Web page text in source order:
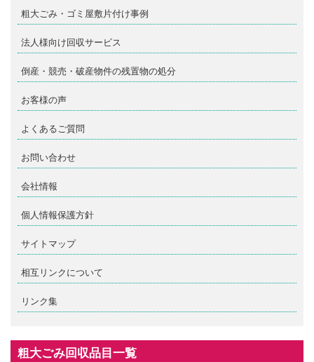
粗大ごみ・ゴミ屋敷片付け事例
法人様向け回収サービス
倒産・競売・破産物件の残置物の処分
お客様の声
よくあるご質問
お問い合わせ
会社情報
個人情報保護方針
サイトマップ
相互リンクについて
リンク集
粗大ごみ回収品目一覧